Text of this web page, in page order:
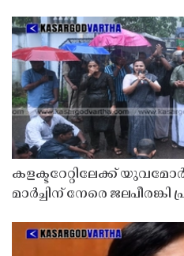
കളക്ടറേറ്റിലേക്ക്
മാർച്ചിന് നേരെ